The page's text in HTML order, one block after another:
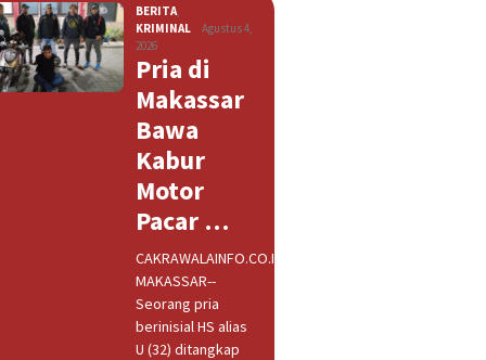
BERITA
KRIMINAL
Agustus 4,
2026
Pria di
Makassar
Bawa
Kabur
Motor
Pacar …
CAKRAWALAINFO.CO.ID,
MAKASSAR--
Seorang pria
berinisial HS alias
U (32) ditangkap